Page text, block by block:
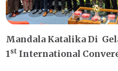
Mandala Katalika Di
1st International